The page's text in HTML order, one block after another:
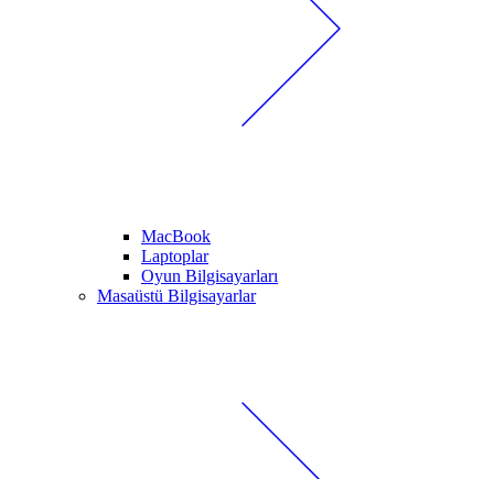
MacBook
Laptoplar
Oyun Bilgisayarları
Masaüstü Bilgisayarlar